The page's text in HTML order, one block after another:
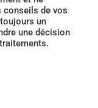
conseils de vos
un
une décision